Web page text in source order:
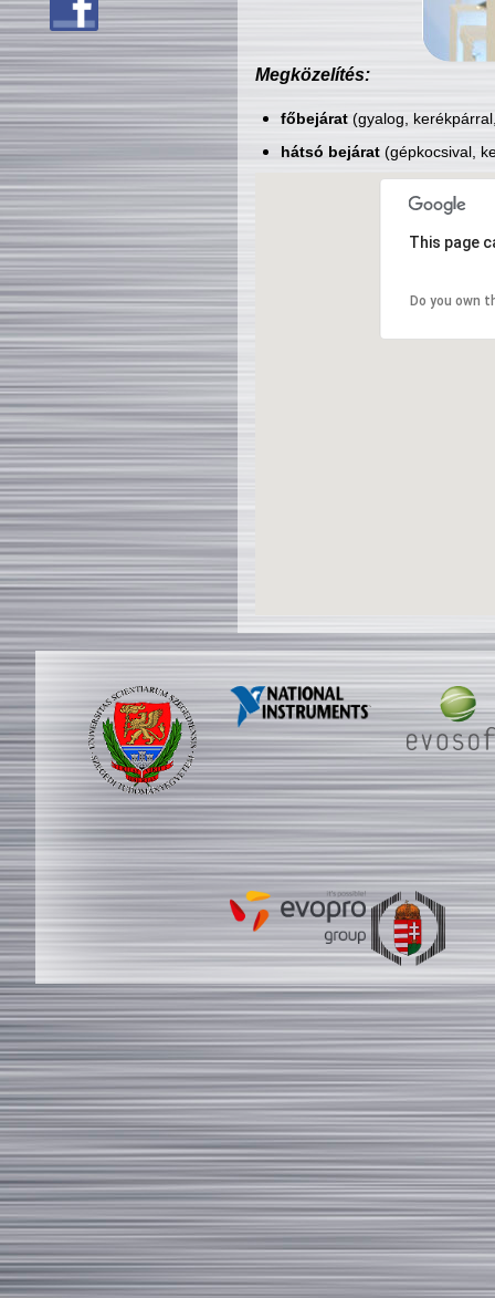
Megközelítés:
főbejárat(gyalog,
hátsó bejárat(gépkocsival,
This page
Do you own